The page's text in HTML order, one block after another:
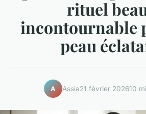
rituel
incontournable
peau
A Assia21 février 202610